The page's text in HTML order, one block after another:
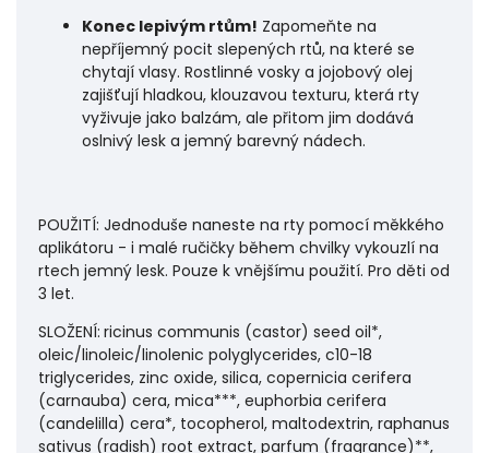
Konec lepivým rtům! Zapomeňte na
nepříjemný pocit slepených rtů, na které se
chytají vlasy. Rostlinné vosky a jojobový olej
zajišťují hladkou, klouzavou texturu, která rty
vyživuje jako balzám, ale přitom jim dodává
oslnivý lesk a jemný barevný nádech.
POUŽITÍ: Jednoduše naneste na rty pomocí měkkého
aplikátoru - i malé ručičky během chvilky vykouzlí na
rtech jemný lesk. Pouze k vnějšímu použití. Pro děti od
3 let.
SLOŽENÍ: ricinus communis (castor) seed oil*,
oleic/linoleic/linolenic polyglycerides, c10-18
triglycerides, zinc oxide, silica, copernicia cerifera
(carnauba) cera, mica***, euphorbia cerifera
(candelilla) cera*, tocopherol, maltodextrin, raphanus
sativus (radish) root extract, parfum (fragrance)**,